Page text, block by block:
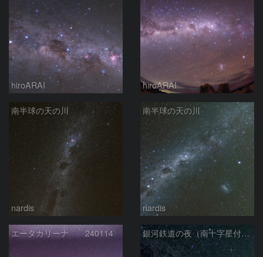
hiroARAI hiroARAI
南半球の天の川
nardis
南半球の天の川
nardis
エータカリーナ 240114 銀河鉄道の夜（南十字星付近の星々）